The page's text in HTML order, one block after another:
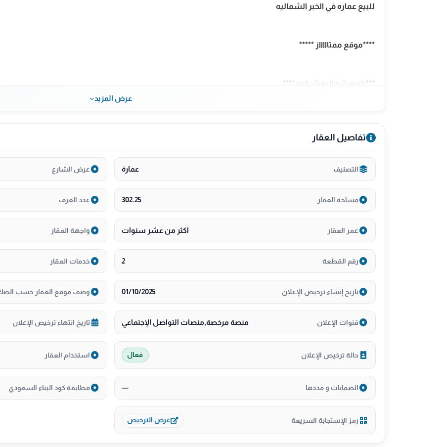
للبيع عماره في الخبر الشماليه
****موقع ممتاااااز *****
***زاويه شماليه شرقيه ****
***مؤجره بشيك واحد ***
**دور واحد**
في الشارع العاشر الخبر الشمالية
المساحة : ٣٠٢م
تحتوي على معارض
٣ فتحات مؤجره بل كامل
الدخل : ١٤٠ الف قابل لزياده
عرض المزيد
تفاصيل العقار
التصنيف عمارة عرض الشارع
مساحة العقار 302.25 عدد الغرف
عمر العقار اكثر من عشر سنوات واجهة العقار
رقم القطعة 2 خدمات العقار
تاريخ إنشاء ترخيص الإعلان 01/10/2025 وصف موقع العقار حسب
قنوات الإعلان منصة مرخصة,منصات التواصل الإجتماعي تاريخ انتهاء ترخيص الإعلان
حالة ترخيص الإعلان فعال استخدام العقار
الضمانات و مددها — مطابقة كود البناء السعودي
رمز الإستجابة السريعة عرض الترخيص